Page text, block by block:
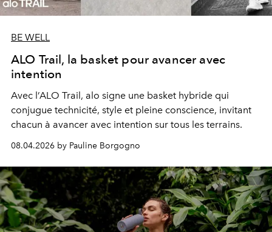
BE WELL
ALO Trail, la basket pour avancer avec
intention
Avec l’ALO Trail, alo signe une basket hybride qui
conjugue technicité, style et pleine conscience, invitant
chacun à avancer avec intention sur tous les terrains.
08.04.2026 by Pauline Borgogno